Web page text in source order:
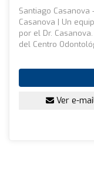
Santiago Casanova
Casanova | Un
por el Dr.
del Centro
Ver e-